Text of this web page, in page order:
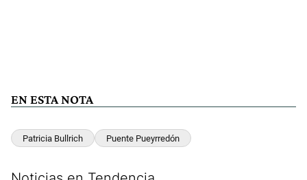
EN ESTA NOTA
Patricia Bullrich Puente Pueyrredón